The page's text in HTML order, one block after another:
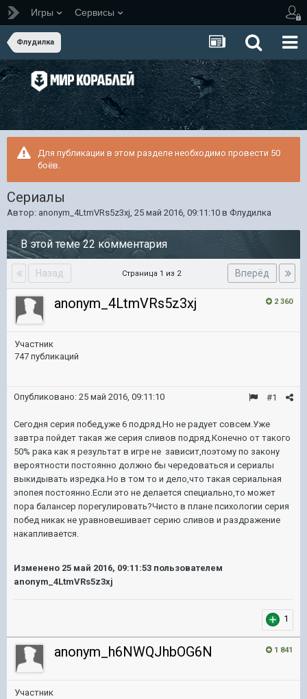
Игры Сервисы
Флудилка
Для публикации в этом разделе необходимо провести 50
боёв.
Сериалы
Автор: anonym_4LtmVRs5z3xj, 25 май 2016, 09:11:10 в Флудилка
В этой теме 22 комментария
Назад Вперёд
Страница 1 из 2
2 360
anonym_4LtmVRs5z3xj
Участник
747 публикаций
#1
Опубликовано: 25 май 2016, 09:11:10
Сегодня серия побед,уже 6 подряд.Но не радует совсем.Уже
завтра пойдет такая же серия сливов подряд.Конечно от такого
50% рака как я результат в игре не зависит,поэтому по закону
вероятности постоянно должно бы чередоваться и сериалы
выкидывать изредка.Но в том то и дело,что такая сериальная
эпопея постоянно.Если это не делается специально,то может
пора балансер порегулировать?Чисто в плане психологии серия
побед никак не уравновешивает серию сливов и раздражение
накапливается.
Изменено 25 май 2016, 09:11:53 пользователем
anonym_4LtmVRs5z3xj
1
1 841
anonym_h6NWQJhbOG6N
Участник